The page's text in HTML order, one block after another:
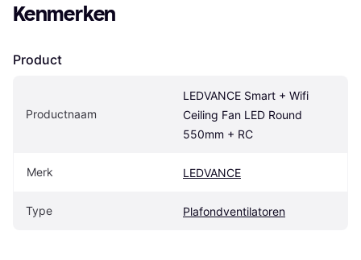
Kenmerken
Product
Productnaam
LEDVANCE Smart + Wifi
Ceiling Fan LED Round
550mm + RC
Merk LEDVANCE
Type Plafondventilatoren